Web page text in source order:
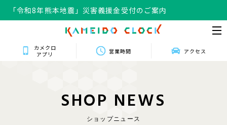
「令和8年熊本地震」災害義援金受付のご案内
カメクロ
アプリ
営業時間 アクセス
SHOP NEWS
ショップニュース